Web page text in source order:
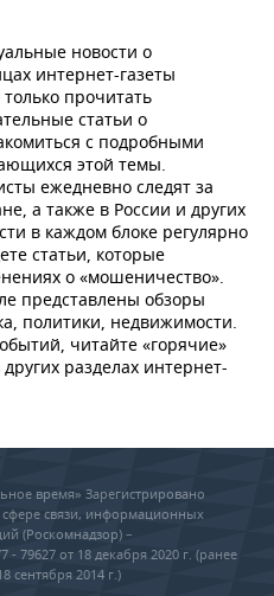
новости о
интернет-газеты
прочитать
статьи о
с подробными
этой темы.
ежедневно следят за
а также в России и других
в каждом блоке регулярно
статьи, которые
о «мошеничество».
представлены обзоры
политики, недвижимости.
читайте «горячие»
разделах интернет-
время» Зарегистрировано
связи, информационных
(Роскомнадзор) –
от 18 декабря 2020 г. (ранее
сентября 2014 г.)